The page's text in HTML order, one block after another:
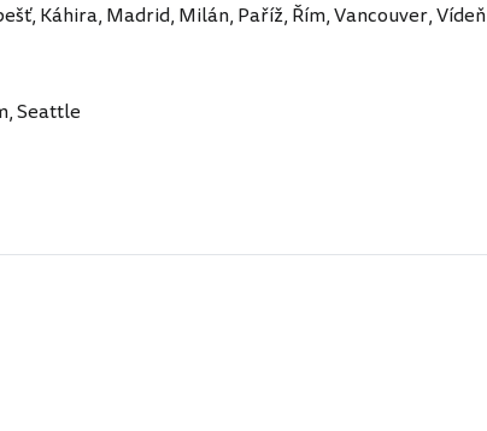
Káhira, Madrid, Milán, Paříž, Řím, Vancouver, Vídeň
Seattle